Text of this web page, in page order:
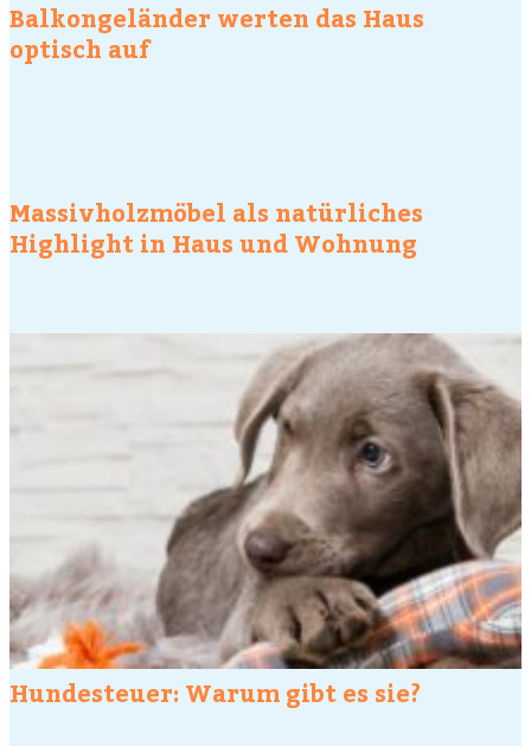
Balkongeländer werten das Haus
optisch auf
Massivholzmöbel als natürliches
Highlight in Haus und Wohnung
Hundesteuer: Warum gibt es sie?